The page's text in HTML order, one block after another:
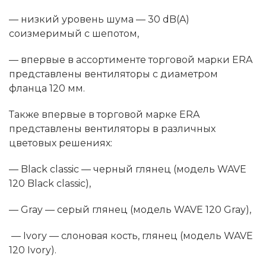
— низкий уровень шума — 30 dB(A)
соизмеримый с шепотом,
— впервые в ассортименте торговой марки ERA
представлены вентиляторы с диаметром
фланца 120 мм.
Также впервые в торговой марке ERA
представлены вентиляторы в различных
цветовых решениях:
— Black classic — черный глянец (модель WAVE
120 Black classic),
— Gray — серый глянец (модель WAVE 120 Gray),
— Ivory — слоновая кость, глянец (модель WAVE
120 Ivory).